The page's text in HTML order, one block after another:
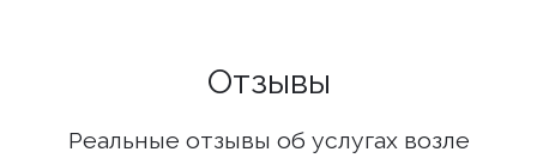
Отзывы
Реальные отзывы об услугах возле